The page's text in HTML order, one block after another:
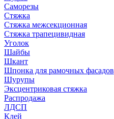
Саморезы
Стяжка
Стяжка межсекционная
Стяжка трапецивидная
Уголок
Шайбы
Шкант
Шпонка для рамочных фасадов
Шурупы
Эксцентриковая стяжка
Распродажа
ЛДСП
Клей